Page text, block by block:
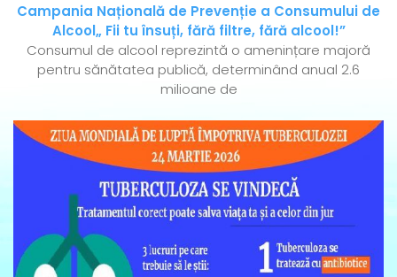
Campania Națională de Prevenție a Consumului de
Alcool„ Fii tu însuți, fără filtre, fără alcool!”
Consumul de alcool reprezintă o amenințare majoră
pentru sănătatea publică, determinând anual 2.6
milioane de